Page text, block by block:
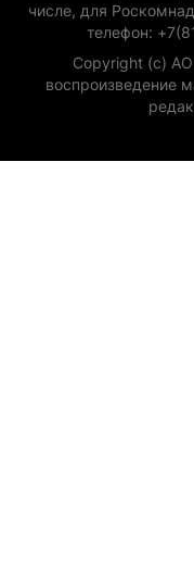
числе, для
телефон:
Copyright (с)
воспроизведение